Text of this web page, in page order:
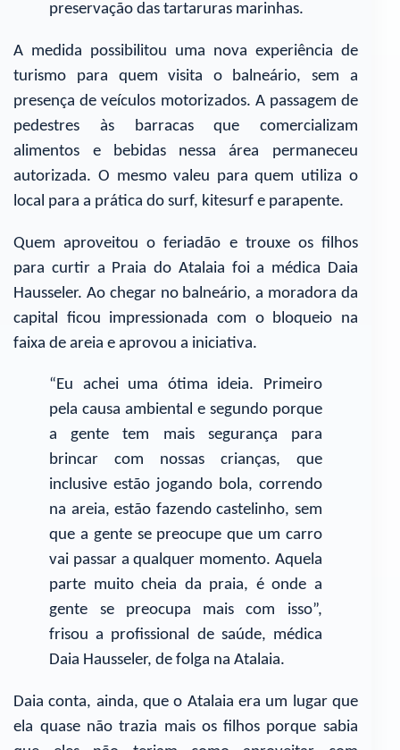
preservação das tartaruras marinhas.
A medida possibilitou uma nova experiência de
turismo para quem visita o balneário, sem a
presença de veículos motorizados. A passagem de
pedestres às barracas que comercializam
alimentos e bebidas nessa área permaneceu
autorizada. O mesmo valeu para quem utiliza o
local para a prática do surf, kitesurf e parapente.
Quem aproveitou o feriadão e trouxe os filhos
para curtir a Praia do Atalaia foi a médica Daia
Hausseler. Ao chegar no balneário, a moradora da
capital ficou impressionada com o bloqueio na
faixa de areia e aprovou a iniciativa.
“Eu achei uma ótima ideia. Primeiro
pela causa ambiental e segundo porque
a gente tem mais segurança para
brincar com nossas crianças, que
inclusive estão jogando bola, correndo
na areia, estão fazendo castelinho, sem
que a gente se preocupe que um carro
vai passar a qualquer momento. Aquela
parte muito cheia da praia, é onde a
gente se preocupa mais com isso”,
frisou a profissional de saúde, médica
Daia Hausseler, de folga na Atalaia.
Daia conta, ainda, que o Atalaia era um lugar que
ela quase não trazia mais os filhos porque sabia